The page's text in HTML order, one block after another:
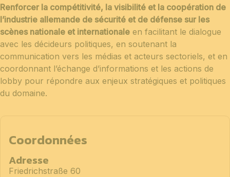
Renforcer la compétitivité, la visibilité et la coopération de
l’industrie allemande de sécurité et de défense sur les
scènes nationale et internationale en facilitant le dialogue
avec les décideurs politiques, en soutenant la
communication vers les médias et acteurs sectoriels, et en
coordonnant l’échange d’informations et les actions de
lobby pour répondre aux enjeux stratégiques et politiques
du domaine.
Coordonnées
Adresse
Friedrichstraße 60